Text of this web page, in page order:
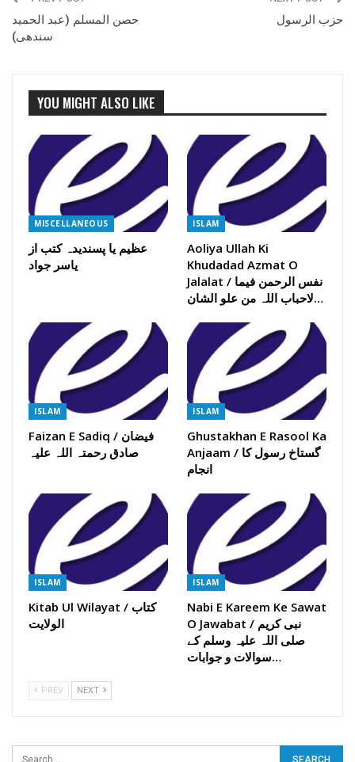
حصن المسلم (عبد الحمید
سندھی)
حزب الرسول
YOU MIGHT ALSO LIKE
MISCELLANEOUS
عظیم یا پسندیدہ کتب از
یاسر جواد
ISLAM
Aoliya Ullah Ki
Khudadad Azmat O
Jalalat / نفس الرحمن فیما
لاحباب اللہ من علو الشان…
ISLAM
Faizan E Sadiq / فیضان
صادق رحمتہ اللہ علیہ
ISLAM
Ghustakhan E Rasool Ka
Anjaam / گستاخ رسول کا
انجام
ISLAM
Kitab Ul Wilayat / کتاب
الولایت
ISLAM
Nabi E Kareem Ke Sawat
O Jawabat / نبی کریم
صلی اللہ علیہ وسلم کے
سوالات و جوابات…
PREV NEXT